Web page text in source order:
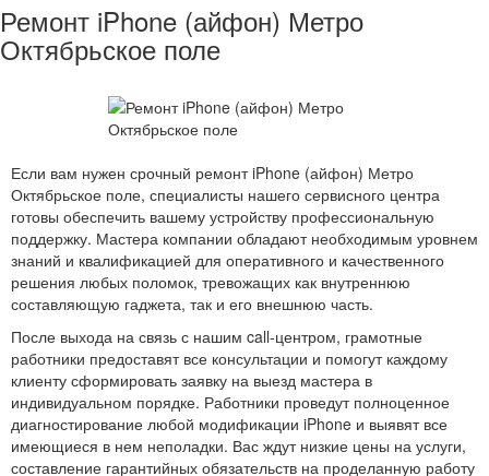
Ремонт iPhone (айфон) Метро
Октябрьское поле
Если вам нужен срочный ремонт iPhone (айфон) Метро
Октябрьское поле, специалисты нашего сервисного центра
готовы обеспечить вашему устройству профессиональную
поддержку. Мастера компании обладают необходимым уровнем
знаний и квалификацией для оперативного и качественного
решения любых поломок, тревожащих как внутреннюю
составляющую гаджета, так и его внешнюю часть.
После выхода на связь с нашим call-центром, грамотные
работники предоставят все консультации и помогут каждому
клиенту сформировать заявку на выезд мастера в
индивидуальном порядке. Работники проведут полноценное
диагностирование любой модификации iPhone и выявят все
имеющиеся в нем неполадки. Вас ждут низкие цены на услуги,
составление гарантийных обязательств на проделанную работу